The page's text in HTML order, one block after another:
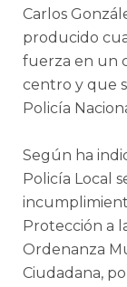
Carlos
producido
fuerza en un
centro y que
Policía
Según ha
Policía Local
Protección a
Ordenanza
Ciudadana,